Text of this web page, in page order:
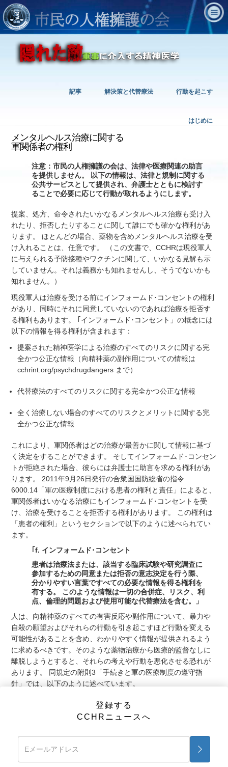
行動を起こす
解決策と代替療法
記事
はじめに
メンタルヘルス治療に関する
軍関係者の権利
注意：市民の人権擁護の会は、法律や医療関連の助言
を提供しません。 以下の情報は、法律と規制に関する
公共サービスとして提供され、弁護士とともに検討す
ることで必要に応じて行動が取れるようにします。
提案、処方、命令されたいかなるメンタルヘルス治療も受け入
れたり、拒否したりすることに関して誰にでも確かな権利があ
ります。 ほとんどの場合、薬物を含めメンタルヘルス治療を受
け入れることは、任意です。 （この文書で、CCHRは現役軍人
に与えられる予防接種やワクチンに関して、いかなる見解も示
していません。それは義務かも知れませんし、そうでないかも
知れません。）
現役軍人は治療を受ける前にインフォームド･コンセントの権利
があり、同時にそれに同意していないのであれば治療を拒否す
る権利もあります。 ｢インフォームド･コンセント」の概念には
以下の情報を得る権利が含まれます：
提案された精神医学による治療のすべてのリスクに関する完
全かつ公正な情報（向精神薬の副作用についての情報は
cchrint.org/psychdrugdangers まで）
代替療法のすべてのリスクに関する完全かつ公正な情報
全く治療しない場合のすべてのリスクとメリットに関する完
全かつ公正な情報
これにより、軍関係者はどの治療が最善かに関して情報に基づ
く決定をすることができます。 そしてインフォームド･コンセン
トが拒絶された場合、彼らには弁護士に助言を求める権利があ
ります。 2011年9月26日発行の合衆国国防総省の指令
6000.14「軍の医療制度における患者の権利と責任」によると、
軍関係者はいかなる治療にもインフォームド･コンセントを受
け、治療を受けることを拒否する権利があります。 この権利は
「患者の権利」というセクションで以下のように述べられてい
ます。
｢f. インフォームド･コンセント
患者は治療法または、該当する臨床試験や研究調査に
参加するための同意または拒否の意志決定を行う際、
分かりやすい言葉ですべての必要な情報を得る権利を
有する。 このような情報は一切の合併症、リスク、利
点、倫理的問題および使用可能な代替療法を含む。」
人は、向精神薬のすべての有害反応や副作用について、暴力や
自殺の願望およびそれらの行動を引き起こすほど行動を変える
可能性があることを含め、わかりやすく情報が提供されるよう
に求めるべきです。そのような薬物治療から医療的監督なしに
離脱しようとすると、それらの考えや行動を悪化させる恐れが
あります。 同規定の附則3「手続きと軍の医療制度の遵守指
針」では、以下のように述べています。
軍の医療制度の受益者が自分の医療に関するすべての
決定に本格的に関与する権利と機会を持つことを保証
衆国国防総省、軍の医療制度の健康保健プログラム]の
主要なネットワークの医療関係者は以下のことをすべ
登録する
CCHRニュースへ